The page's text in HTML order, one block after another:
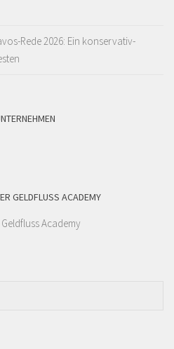
Rede 2026: Ein konservativ-
GELDFLUSS ACADEMY